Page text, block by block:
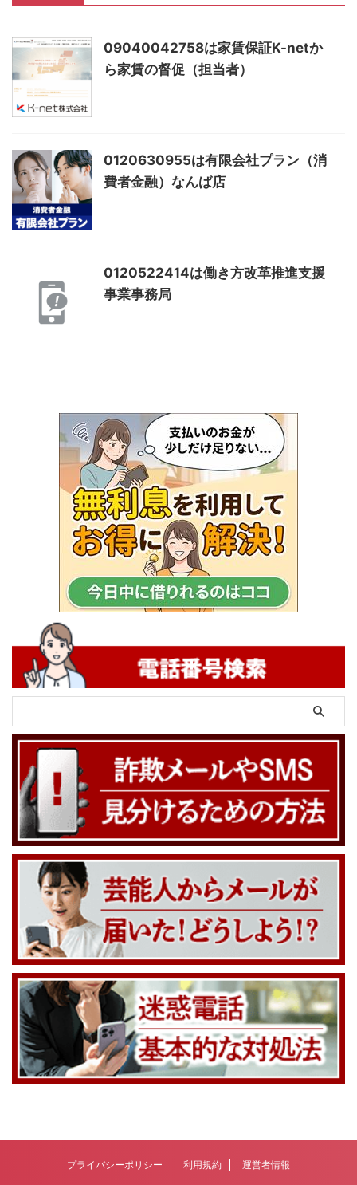
09040042758は家賃保証K-netか
ら家賃の督促（担当者）
0120630955は有限会社プラン（消
費者金融）なんば店
0120522414は働き方改革推進支援
事業事務局
プライバシーポリシー 利用規約 運営者情報